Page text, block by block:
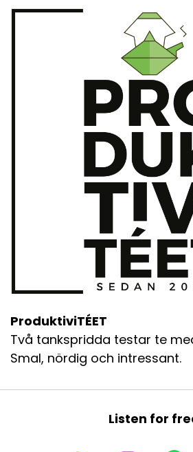
ProduktiviTÉET
Två tankspridda testar te
Smal, nördig och intressant.
Listen for